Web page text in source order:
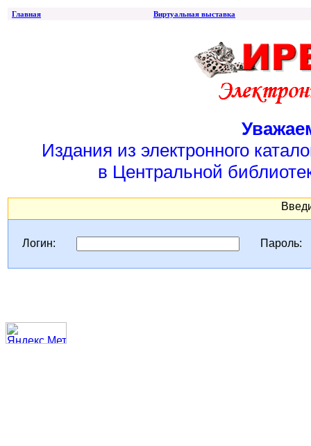
Главная Виртуальная выставка
Издания из электронного
в Центральной
Логин: Пароль: